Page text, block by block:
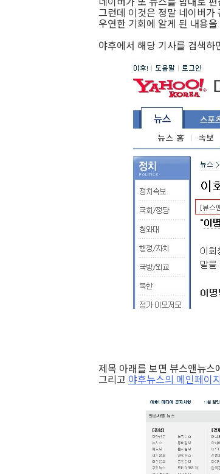
그런데 이것은 정말 네이버
우연한 기회에 알게 된 내용
야후에서 해당 기사를 검색
제목 아래를 보면 뷰스앤뉴스
그리고 야후뉴스의 메인페이지